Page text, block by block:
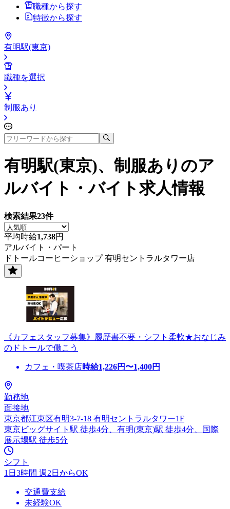
職種から探す
特徴から探す
有明駅(東京)
職種を選択
制服あり
有明駅(東京)、制服あり のア
ルバイト・バイト求人情報
検索結果23件
平均時給1,738円
アルバイト・パート
ドトールコーヒーショップ 有明セントラルタワー店
《カフェスタッフ募集》履歴書不要・シフト柔軟★おなじみ
のドトールで働こう
カフェ・喫茶店時給1,226円〜1,400円
勤務地
面接地
東京都江東区有明3-7-18 有明セントラルタワー1F
東京ビッグサイト駅 徒歩4分、有明(東京)駅 徒歩4分、国際
展示場駅 徒歩5分
シフト
1日3時間 週2日からOK
交通費支給
未経験OK